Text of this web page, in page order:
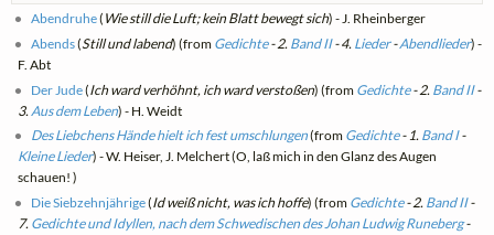
Abendruhe( Wie still die Luft; kein Blatt bewegt sich) - J. Rheinberger
Abends(Still und labend) (from Gedichte- 2. Band II- 4. Lieder-Abendlieder) -
F. Abt
Der Jude(Ich ward verhöhnt, ich ward verstoßen) (from Gedichte- 2. Band II-
3. Aus dem Leben) - H. Weidt
Des Liebchens Hände hielt ich fest umschlungen(from Gedichte- 1. Band I-
Kleine Lieder) - W. Heiser, J. Melchert (O, laß mich in den Glanz des Augen
schauen! )
Die Siebzehnjährige(Id weiß nicht, was ich hoffe) (from Gedichte- 2. Band II-
7. Gedichte und Idyllen, nach dem Schwedischen des Johan Ludwig Runeberg-